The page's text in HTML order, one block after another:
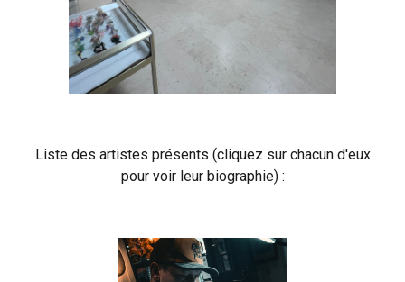
Liste des artistes présents (cliquez sur chacun d'eux
pour voir leur biographie) :